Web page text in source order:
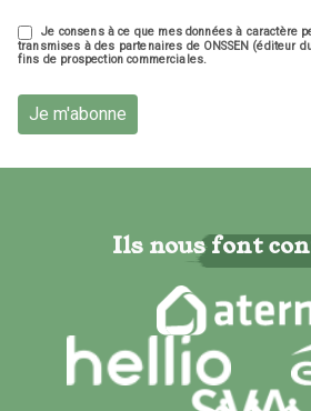
Je consens à ce que mes données à caractère
transmises à des partenaires de ONSSEN (éditeur
fins de prospection commerciales.
Je m'abonne
Ils nous font